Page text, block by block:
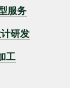
服务
研发
工